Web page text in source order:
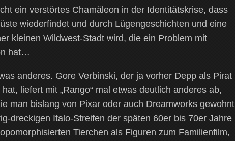
ein verstörtes Chamäleon in der Identitätskrise, dass
wiederfindet und durch Lügengeschichten und eine
kleinen Wildwest-Stadt wird, die ein Problem mit
hat…
anderes. Gore Verbinski, der ja vorher Depp als Pirat
liefert mit „Rango“ mal etwas deutlich anderes ab,
man bislang von Pixar oder auch Dreamworks gewohnt
dreckigen Italo-Streifen der späten 60er bis 70er Jahre
Tierchen als Figuren zum Familienfilm,